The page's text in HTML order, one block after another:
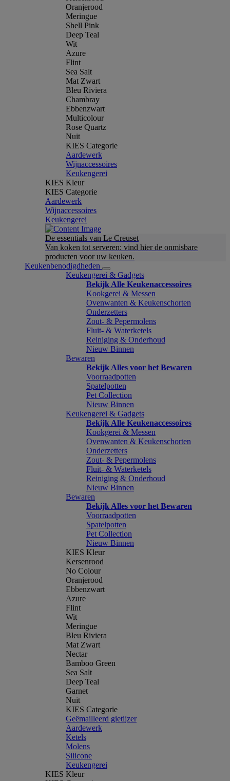
Oranjerood
Meringue
Shell Pink
Deep Teal
Wit
Azure
Flint
Sea Salt
Mat Zwart
Bleu Riviera
Chambray
Ebbenzwart
Multicolour
Rose Quartz
Nuit
KIES Categorie
Aardewerk
Wijnaccessoires
Keukengerei
KIES Kleur
KIES Categorie
Aardewerk
Wijnaccessoires
Keukengerei
De essentials van Le Creuset
Van koken tot serveren: vind hier de onmisbare
producten voor uw keuken.
Keukenbenodigdheden
Keukengerei & Gadgets
Bekijk Alle Keukenaccessoires
Kookgerei & Messen
Ovenwanten & Keukenschorten
Onderzetters
Zout- & Pepermolens
Fluit- & Waterketels
Reiniging & Onderhoud
Nieuw Binnen
Bewaren
Bekijk Alles voor het Bewaren
Voorraadpotten
Spatelpotten
Pet Collection
Nieuw Binnen
Keukengerei & Gadgets
Bekijk Alle Keukenaccessoires
Kookgerei & Messen
Ovenwanten & Keukenschorten
Onderzetters
Zout- & Pepermolens
Fluit- & Waterketels
Reiniging & Onderhoud
Nieuw Binnen
Bewaren
Bekijk Alles voor het Bewaren
Voorraadpotten
Spatelpotten
Pet Collection
Nieuw Binnen
KIES Kleur
Kersenrood
No Colour
Oranjerood
Ebbenzwart
Azure
Flint
Wit
Meringue
Bleu Riviera
Mat Zwart
Nectar
Bamboo Green
Sea Salt
Deep Teal
Garnet
Nuit
KIES Categorie
Geëmailleerd gietijzer
Aardewerk
Ketels
Molens
Silicone
Keukengerei
KIES Kleur